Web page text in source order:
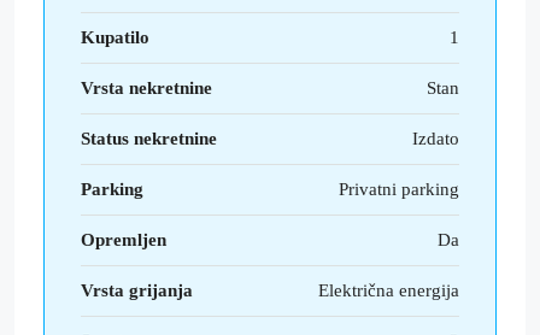
Kupatilo 1
Vrsta nekretnine Stan
Status nekretnine Izdato
Parking Privatni parking
Opremljen Da
Vrsta grijanja Električna energija